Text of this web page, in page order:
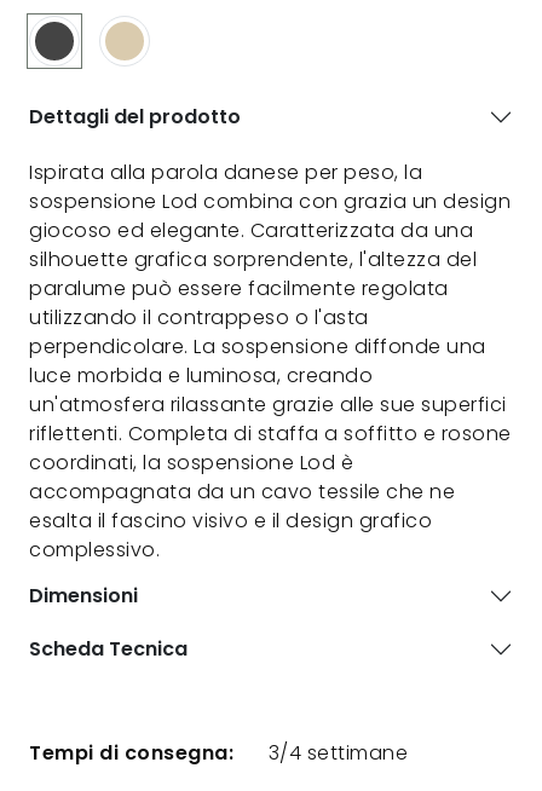
Dettagli del prodotto
Ispirata alla parola danese per peso, la
sospensione Lod combina con grazia un design
giocoso ed elegante. Caratterizzata da una
silhouette grafica sorprendente, l'altezza del
paralume può essere facilmente regolata
utilizzando il contrappeso o l'asta
perpendicolare. La sospensione diffonde una
luce morbida e luminosa, creando
un'atmosfera rilassante grazie alle sue superfici
riflettenti. Completa di staffa a soffitto e rosone
coordinati, la sospensione Lod è
accompagnata da un cavo tessile che ne
esalta il fascino visivo e il design grafico
complessivo.
Dimensioni
Scheda Tecnica
Tempi di consegna: 3/4 settimane